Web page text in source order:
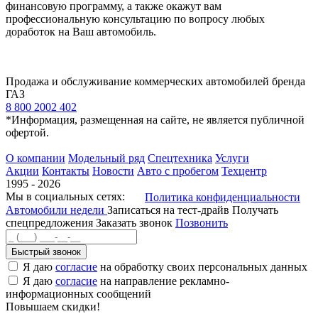
финансовую программу, а также окажут вам
профессиональную консультацию по вопросу любых
доработок на Ваш автомобиль.
Продажа и обслуживание коммерческих автомобилей бренда
ГАЗ
8 800 2002 402
*Информация, размещенная на сайте, не является публичной
офертой.
О компании Модельный ряд Спецтехника Услуги
Акции Контакты Новости Авто с пробегом Техцентр
1995 - 2026
Мы в социальных сетях:
Политика конфиденциальности
Автомобили недели Записаться на тест-драйв Получать
спецпредложения Заказать звонок Позвонить
Быстрый звонок
Я даю согласие на обработку своих персональных данных
Я даю согласие на направление рекламно-
информационных сообщений
Повышаем скидки!